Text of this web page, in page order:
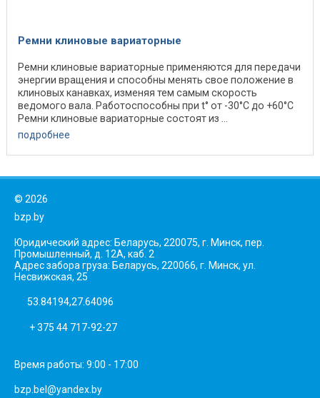
Ремни клиновые вариаторные
Ремни клиновые вариаторные применяются для передачи
энергии вращения и способны менять свое положение в
клиновых канавках, изменяя тем самым скорость
ведомого вала. Работоспособны при t° от -30°C до +60°C
Ремни клиновые вариаторные состоят из ...
подробнее
© 2026
bzp.by
Юридический адрес: Беларусь, 220075, г. Минск, пер.
Промышленный, д. 12А, каб. 2
Адрес забора груза: Беларусь, 220066, г. Минск, ул.
Несвижская, 25
53.84194,27.64096
+ 375 44 717-92-27
Время работы: 9:00 - 17:00
bzp.bel@yandex.by